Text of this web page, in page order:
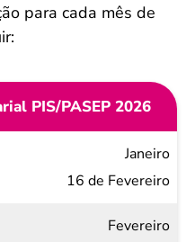
para cada mês de
PIS/PASEP 2026
Janeiro
16 de Fevereiro
Fevereiro